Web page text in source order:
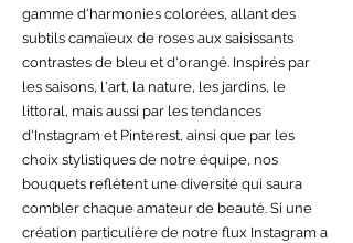
gamme d'harmonies colorées, allant des
subtils camaïeux de roses aux saisissants
contrastes de bleu et d'orangé. Inspirés par
les saisons, l'art, la nature, les jardins, le
littoral, mais aussi par les tendances
d'Instagram et Pinterest, ainsi que par les
choix stylistiques de notre équipe, nos
bouquets reflètent une diversité qui saura
combler chaque amateur de beauté. Si une
création particulière de notre flux Instagram a